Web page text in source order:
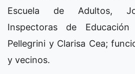
Escuela de Adultos,
Inspectoras de Educación
Pellegrini y Clarisa Cea;
y vecinos.